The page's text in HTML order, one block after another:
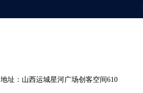
地址：山西运城星河广场创客空间610